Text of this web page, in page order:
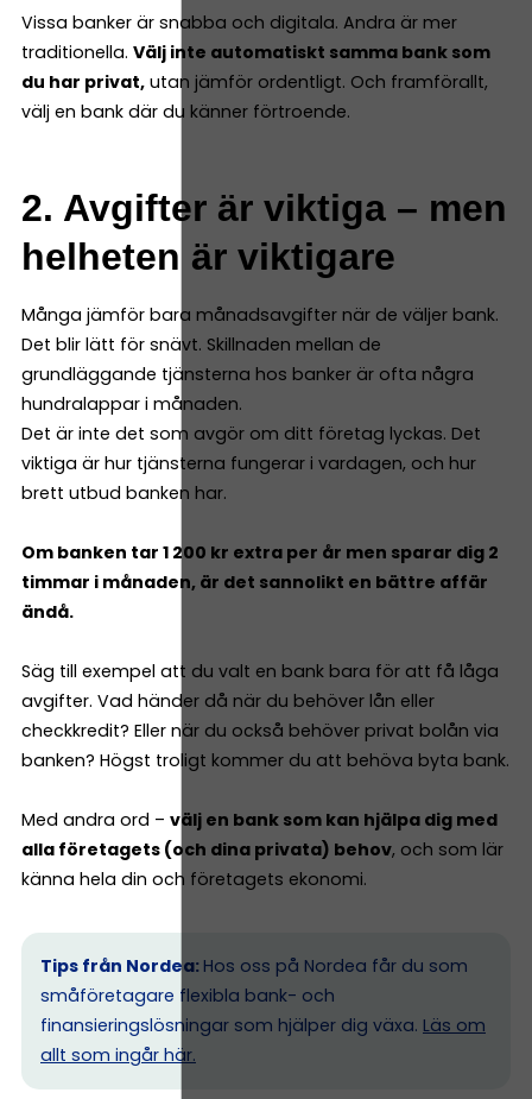
Vissa banker är snabba och digitala. Andra är mer
traditionella. Välj inte automatiskt samma bank som
du har privat, utan jämför ordentligt. Och framförallt,
välj en bank där du känner förtroende.
2. Avgifter är viktiga – men
helheten är viktigare
Många jämför bara månadsavgifter när de väljer bank.
Det blir lätt för snävt. Skillnaden mellan de
grundläggande tjänsterna hos banker är ofta några
hundralappar i månaden.
Det är inte det som avgör om ditt företag lyckas. Det
viktiga är hur tjänsterna fungerar i vardagen, och hur
brett utbud banken har.
Om banken tar 1 200 kr extra per år men sparar dig 2
timmar i månaden, är det sannolikt en bättre affär
ändå.
Säg till exempel att du valt en bank bara för att få låga
avgifter. Vad händer då när du behöver lån eller
checkkredit? Eller när du också behöver privat bolån via
banken? Högst troligt kommer du att behöva byta bank.
Med andra ord – välj en bank som kan hjälpa dig med
alla företagets (och dina privata) behov, och som lär
känna hela din och företagets ekonomi.
Tips från Nordea: Hos oss på Nordea får du som
småföretagare flexibla bank- och
finansieringslösningar som hjälper dig växa. Läs om
allt som ingår här.